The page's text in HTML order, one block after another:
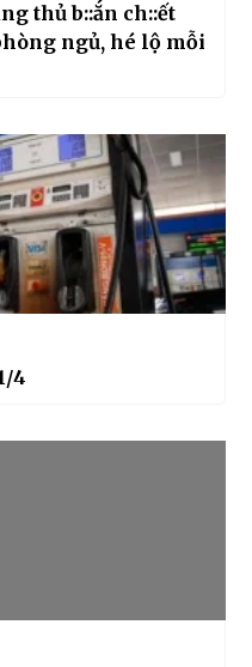
thủ b::ắn ch::ết
ngủ, hé lộ mỗi
4